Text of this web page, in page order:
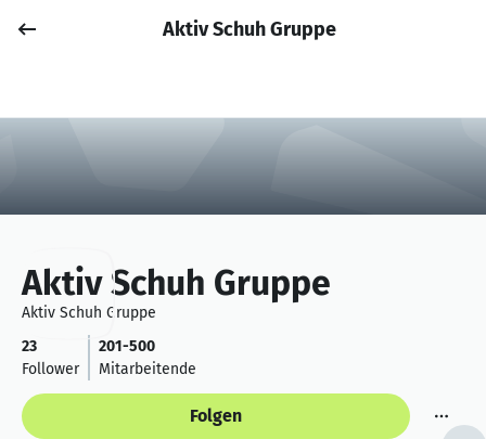
Anmelden
Aktiv Schuh Gruppe
Aktiv Schuh Gruppe
Aktiv Schuh Gruppe
23
Follower
201-500
Mitarbeitende
Folgen